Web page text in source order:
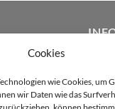
Cookies
wie Cookies,
wir Daten wie das